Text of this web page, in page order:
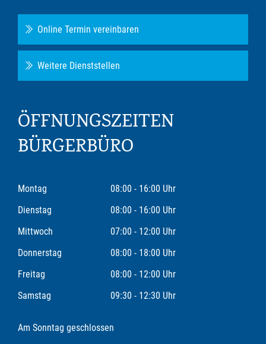
Online Termin vereinbaren
Weitere Dienststellen
ÖFFNUNGSZEITEN
BÜRGERBÜRO
Montag
08:00 - 16:00 Uhr
Dienstag
08:00 - 16:00 Uhr
Mittwoch
07:00 - 12:00 Uhr
Donnerstag
08:00 - 18:00 Uhr
Freitag
08:00 - 12:00 Uhr
Samstag
09:30 - 12:30 Uhr
Am Sonntag geschlossen